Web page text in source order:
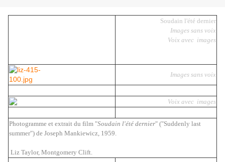
Soudain l'été dernier
Images sans voix
Voix avec images
Images sans voix
Voix avec images
Photogramme et extrait du film "Soudain l'été dernier" ("Suddenly last
summer") de Joseph Mankiewicz, 1959.
Liz Taylor, Montgomery Clift.